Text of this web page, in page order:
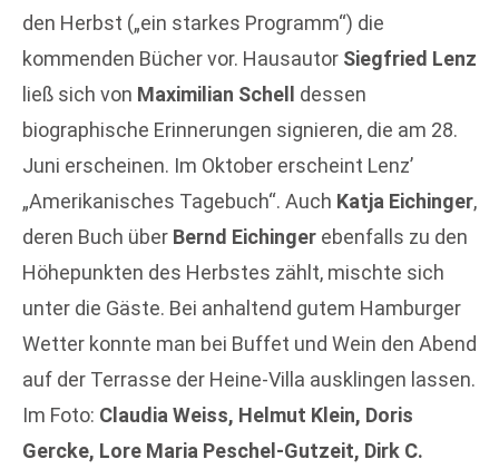
den Herbst („ein starkes Programm“) die
kommenden Bücher vor. Hausautor Siegfried Lenz
ließ sich von Maximilian Schell dessen
biographische Erinnerungen signieren, die am 28.
Juni erscheinen. Im Oktober erscheint Lenz’
„Amerikanisches Tagebuch“. Auch Katja Eichinger,
deren Buch über Bernd Eichinger ebenfalls zu den
Höhepunkten des Herbstes zählt, mischte sich
unter die Gäste. Bei anhaltend gutem Hamburger
Wetter konnte man bei Buffet und Wein den Abend
auf der Terrasse der Heine-Villa ausklingen lassen.
Im Foto: Claudia Weiss, Helmut Klein, Doris
Gercke, Lore Maria Peschel-Gutzeit, Dirk C.